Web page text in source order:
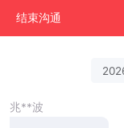
结束沟通
兆**波